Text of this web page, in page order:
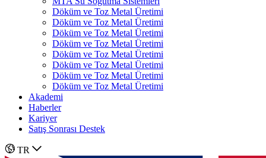
Döküm ve Toz Metal Üretimi
Döküm ve Toz Metal Üretimi
Döküm ve Toz Metal Üretimi
Döküm ve Toz Metal Üretimi
Döküm ve Toz Metal Üretimi
Döküm ve Toz Metal Üretimi
Döküm ve Toz Metal Üretimi
Döküm ve Toz Metal Üretimi
Akademi
Haberler
Kariyer
Satış Sonrası Destek
TR